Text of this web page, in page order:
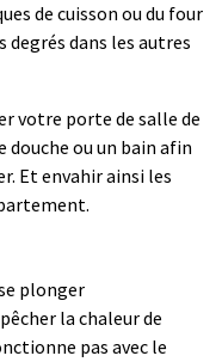
de cuisson ou du four
degrés dans les autres
votre porte de salle de
douche ou un bain afin
Et envahir ainsi les
plonger
la chaleur de
pas avec le